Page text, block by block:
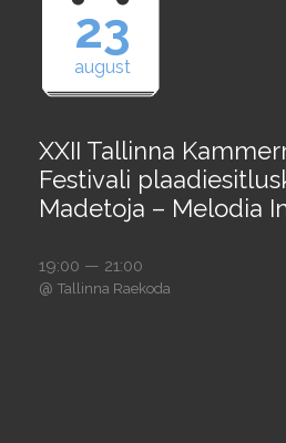
23
august
XXII Tallinna
Festivali
Madetoja – Melodia
19:00 — 21:00
@ Tallinna Raekoda